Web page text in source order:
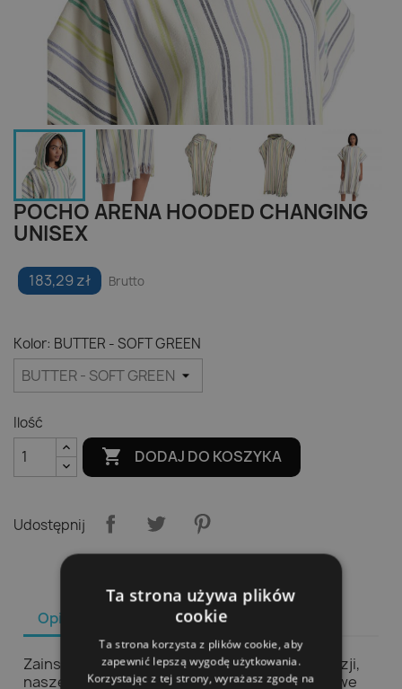
POCHO ARENA HOODED CHANGING
UNISEX
183,29 zł Brutto
Kolor: BUTTER - SOFT GREEN
Ilość
 DODAJ DO KOSZYKA
Udostępnij
Opis Szczegóły produktu
Zainspirowane wzorzystymi tkaninami z Tunezji,
nasze ponczo z kapturem jest tkane w kolorowe
Ta strona używa plików
cookie
Ta strona korzysta z plików cookie, aby
zapewnić lepszą wygodę użytkowania.
Korzystając z tej strony, wyrażasz zgodę na